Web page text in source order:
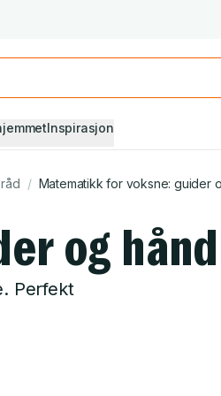
Inspirasjon
/ Matematikk for voksne: guider
og
Perfekt